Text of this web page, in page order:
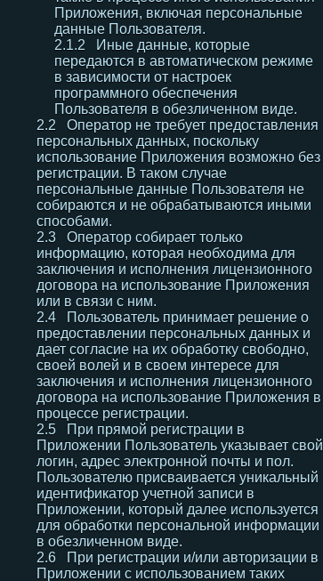
Приложения, включая персональные
данные Пользователя.
Иные данные, которые
передаются в автоматическом режиме
в зависимости от настроек
программного обеспечения
Пользователя в обезличенном виде.
Оператор не требует предоставления
персональных данных, поскольку
использование Приложения возможно без
регистрации. В таком случае
персональные данные Пользователя не
собираются и не обрабатываются иными
способами.
Оператор собирает только
информацию, которая необходима для
заключения и исполнения лицензионного
договора на использование Приложения
или в связи с ним.
Пользователь принимает решение о
предоставлении персональных данных и
дает согласие на их обработку свободно,
своей волей и в своем интересе для
заключения и исполнения лицензионного
договора на использование Приложения в
процессе регистрации.
При прямой регистрации в
Приложении Пользователь указывает свой
логин, адрес электронной почты и пол.
Пользователю присваивается уникальный
идентификатор учетной записи в
Приложении, который далее используется
для обработки персональной информации
в обезличенном виде.
При регистрации и/или авторизации в
Приложении с использованием таких